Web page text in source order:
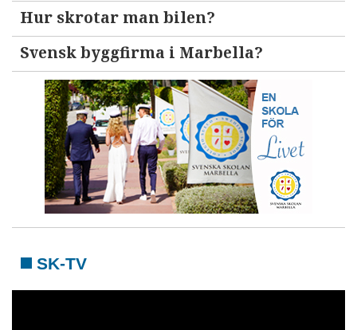
Hur skrotar man bilen?
Svensk byggfirma i Marbella?
SK-TV